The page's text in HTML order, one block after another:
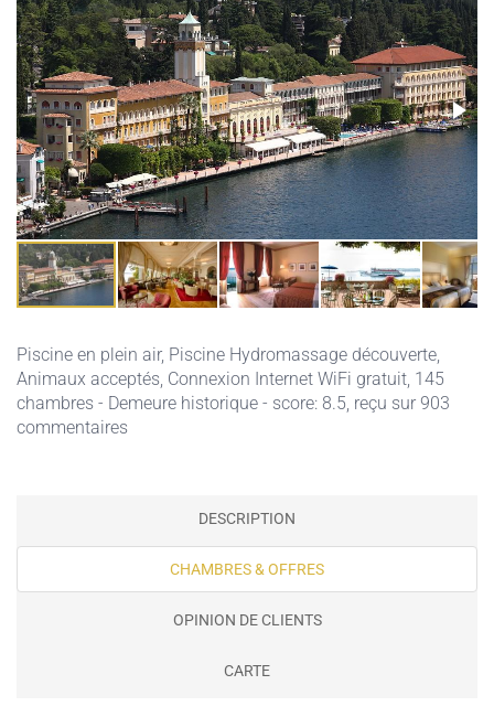
Piscine en plein air, Piscine Hydromassage découverte,
Animaux acceptés, Connexion Internet WiFi gratuit, 145
chambres - Demeure historique - score: 8.5, reçu sur 903
commentaires
DESCRIPTION
CHAMBRES & OFFRES
OPINION DE CLIENTS
CARTE